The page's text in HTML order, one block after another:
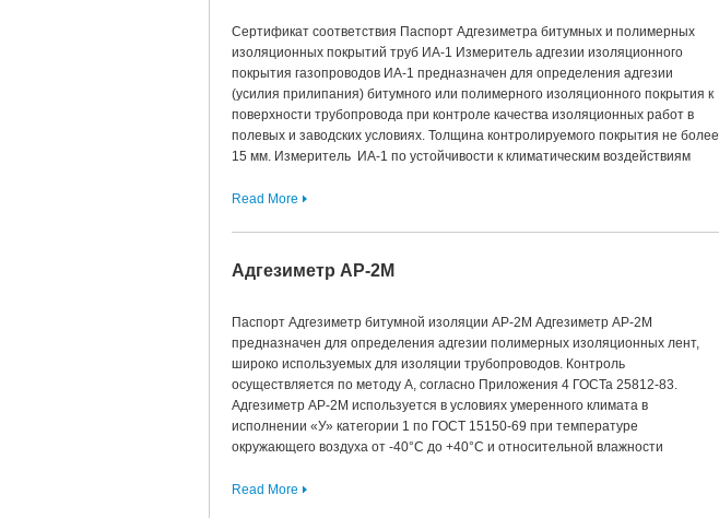
Сертификат соответствия Паспорт Адгезиметра битумных и полимерных
изоляционных покрытий труб ИА-1 Измеритель адгезии изоляционного
покрытия газопроводов ИА-1 предназначен для определения адгезии
(усилия прилипания) битумного или полимерного изоляционного покрытия к
поверхности трубопровода при контроле качества изоляционных работ в
полевых и заводских условиях. Толщина контролируемого покрытия не более
15 мм. Измеритель ИА-1 по устойчивости к климатическим воздействиям
Read More
Адгезиметр АР-2М
Паспорт Адгезиметр битумной изоляции АР-2М Адгезиметр АР-2М
предназначен для определения адгезии полимерных изоляционных лент,
широко используемых для изоляции трубопроводов. Контроль
осуществляется по методу А, согласно Приложения 4 ГОСТа 25812-83.
Адгезиметр АР-2М используется в условиях умеренного климата в
исполнении «У» категории 1 по ГОСТ 15150-69 при температуре
окружающего воздуха от -40°С до +40°С и относительной влажности
Read More